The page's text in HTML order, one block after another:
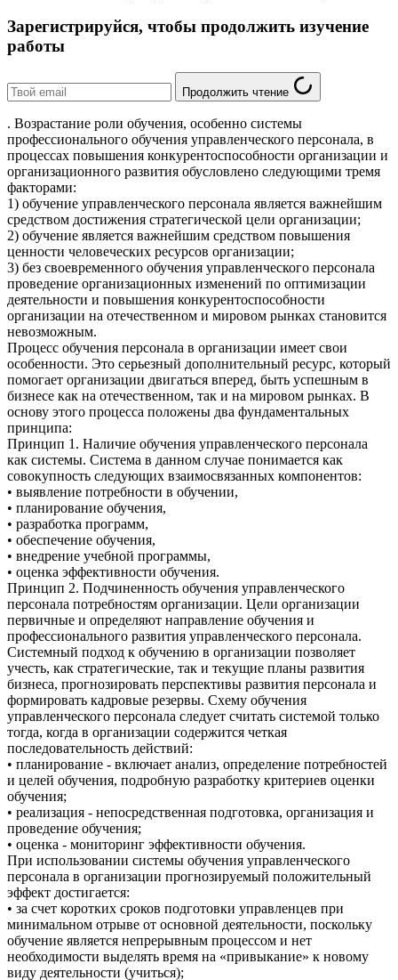
Зарегистрируйся, чтобы продолжить изучение
работы
Продолжить чтение
. Возрастание роли обучения, особенно системы
профессионального обучения управленческого персонала, в
процессах повышения конкурентоспособности организации и
организационного развития обусловлено следующими тремя
факторами:
1) обучение управленческого персонала является важнейшим
средством достижения стратегической цели организации;
2) обучение является важнейшим средством повышения
ценности человеческих ресурсов организации;
3) без своевременного обучения управленческого персонала
проведение организационных изменений по оптимизации
деятельности и повышения конкурентоспособности
организации на отечественном и мировом рынках становится
невозможным.
Процесс обучения персонала в организации имеет свои
особенности. Это серьезный дополнительный ресурс, который
помогает организации двигаться вперед, быть успешным в
бизнесе как на отечественном, так и на мировом рынках. В
основу этого процесса положены два фундаментальных
принципа:
Принцип 1. Наличие обучения управленческого персонала
как системы. Система в данном случае понимается как
совокупность следующих взаимосвязанных компонентов:
• выявление потребности в обучении,
• планирование обучения,
• разработка программ,
• обеспечение обучения,
• внедрение учебной программы,
• оценка эффективности обучения.
Принцип 2. Подчиненность обучения управленческого
персонала потребностям организации. Цели организации
первичные и определяют направление обучения и
профессионального развития управленческого персонала.
Системный подход к обучению в организации позволяет
учесть, как стратегические, так и текущие планы развития
бизнеса, прогнозировать перспективы развития персонала и
формировать кадровые резервы. Схему обучения
управленческого персонала следует считать системой только
тогда, когда в организации содержится четкая
последовательность действий:
• планирование - включает анализ, определение потребностей
и целей обучения, подробную разработку критериев оценки
обучения;
• реализация - непосредственная подготовка, организация и
проведение обучения;
• оценка - мониторинг эффективности обучения.
При использовании системы обучения управленческого
персонала в организации прогнозируемый положительный
эффект достигается:
• за счет коротких сроков подготовки управленцев при
минимальном отрыве от основной деятельности, поскольку
обучение является непрерывным процессом и нет
необходимости выделять время на «привыкание» к новому
виду деятельности (учиться);